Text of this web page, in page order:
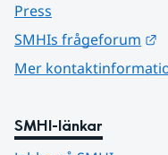
Press
SMHIs frågeforum
Mer
SMHI-länkar